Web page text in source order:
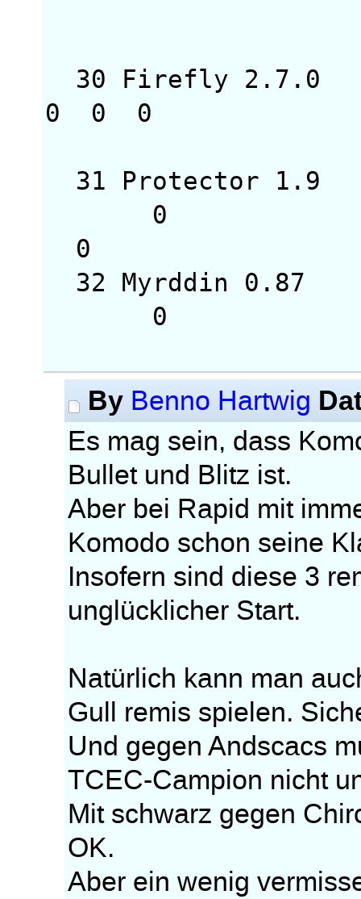
30 Firefly
0
31 Protector
0
0
32 Myrddin
0
By Benno Hartwig
Es mag sein, dass
Bullet und Blitz ist.
Aber bei Rapid mit
Komodo schon seine
Insofern sind diese 3
unglücklicher Start.
Natürlich kann man
Gull remis spielen.
Und gegen Andscacs
TCEC-Campion nicht
Mit schwarz gegen
OK.
Aber ein wenig